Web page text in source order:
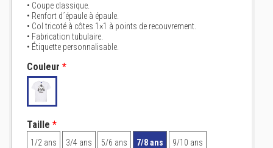
• Coupe classique.
• Renfort d´épaule à épaule.
• Col tricoté à côtes 1×1 à points de recouvrement.
• Fabrication tubulaire.
• Étiquette personnalisable.
Couleur *
Taille *
1/2 ans 3/4 ans 5/6 ans 7/8 ans 9/10 ans